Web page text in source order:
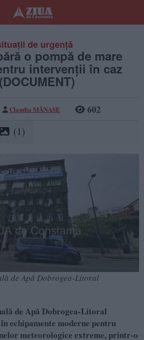
de urgență
o pompă de mare
intervenții în caz
Claudia MĂNASE 602
(1)
de Apă Dobrogea-Litoral
de Apă Dobrogea-Litoral
echipamente moderne pentru
meteorologice extreme, printr-o